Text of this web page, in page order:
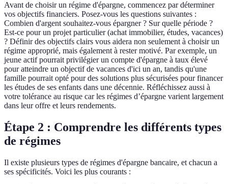
Avant de choisir un régime d'épargne, commencez par déterminer
vos objectifs financiers. Posez-vous les questions suivantes :
Combien d'argent souhaitez-vous épargner ? Sur quelle période ?
Est-ce pour un projet particulier (achat immobilier, études, vacances)
? Définir des objectifs clairs vous aidera non seulement à choisir un
régime approprié, mais également à rester motivé. Par exemple, un
jeune actif pourrait privilégier un compte d'épargne à taux élevé
pour atteindre un objectif de vacances d'ici un an, tandis qu'une
famille pourrait opté pour des solutions plus sécurisées pour financer
les études de ses enfants dans une décennie. Réfléchissez aussi à
votre tolérance au risque car les régimes d’épargne varient largement
dans leur offre et leurs rendements.
Étape 2 : Comprendre les différents types
de régimes
Il existe plusieurs types de régimes d'épargne bancaire, et chacun a
ses spécificités. Voici les plus courants :